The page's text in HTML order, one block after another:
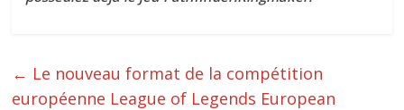
← Le nouveau format de la compétition
européenne League of Legends European